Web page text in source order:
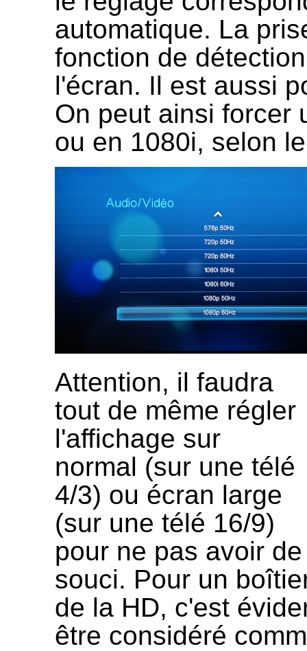
automatique. La
fonction de
l'écran. Il est aussi
On peut ainsi forcer
ou en 1080i, selon
Attention, il faudra
tout de même régler
l'affichage sur
normal (sur une télé
4/3) ou écran large
(sur une télé 16/9)
pour ne pas avoir de
souci. Pour un
de la HD, c'est
être considéré